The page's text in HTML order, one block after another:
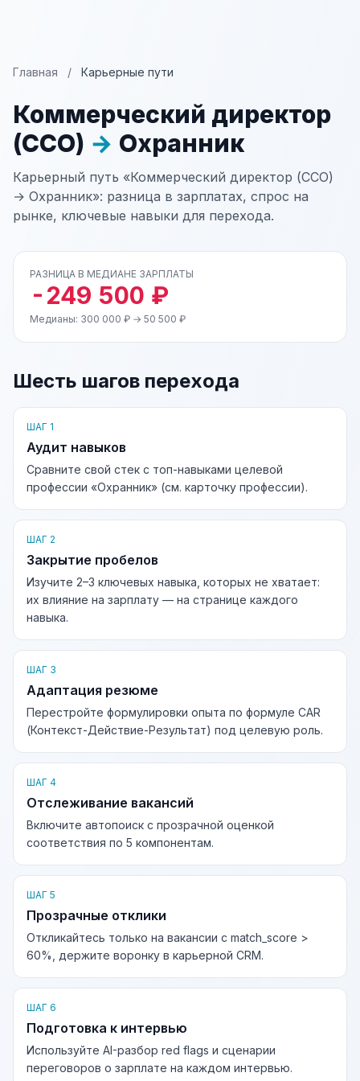
Главная / Карьерные пути
Коммерческий директор
(CCO) → Охранник
Карьерный путь «Коммерческий директор (CCO)
→ Охранник»: разница в зарплатах, спрос на
рынке, ключевые навыки для перехода.
РАЗНИЦА В МЕДИАНЕ ЗАРПЛАТЫ
-249 500 ₽
Медианы: 300 000 ₽ → 50 500 ₽
Шесть шагов перехода
ШАГ 1
Аудит навыков
Сравните свой стек с топ-навыками целевой
профессии «Охранник» (см. карточку профессии).
ШАГ 2
Закрытие пробелов
Изучите 2–3 ключевых навыка, которых не хватает:
их влияние на зарплату — на странице каждого
навыка.
ШАГ 3
Адаптация резюме
Перестройте формулировки опыта по формуле CAR
(Контекст-Действие-Результат) под целевую роль.
ШАГ 4
Отслеживание вакансий
Включите автопоиск с прозрачной оценкой
соответствия по 5 компонентам.
ШАГ 5
Прозрачные отклики
Откликайтесь только на вакансии с match_score >
60%, держите воронку в карьерной CRM.
ШАГ 6
Подготовка к интервью
Используйте AI-разбор red flags и сценарии
переговоров о зарплате на каждом интервью.